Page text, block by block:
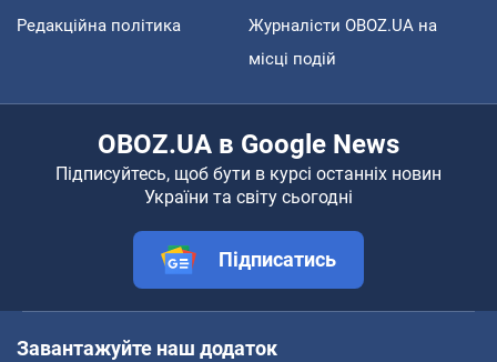
Редакційна політика
Журналісти OBOZ.UA на
місці подій
OBOZ.UA в Google News
Підписуйтесь, щоб бути в курсі останніх новин
України та світу сьогодні
Підписатись
Завантажуйте наш додаток